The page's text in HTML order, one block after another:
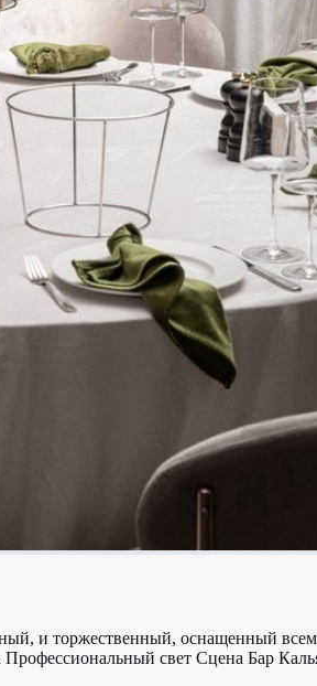
и торжественный, оснащенный
свет Сцена Бар